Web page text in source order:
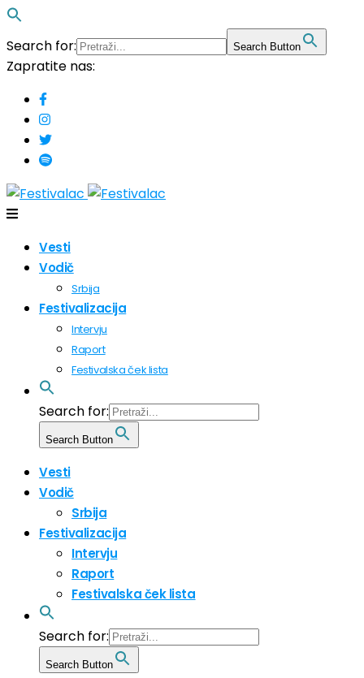
Search for: Search Button
Zapratite nas:
Vesti
Vodič
Srbija
Festivalizacija
Intervju
Raport
Festivalska ček lista
Search for:
Search Button
Vesti
Vodič
Srbija
Festivalizacija
Intervju
Raport
Festivalska ček lista
Search for:
Search Button